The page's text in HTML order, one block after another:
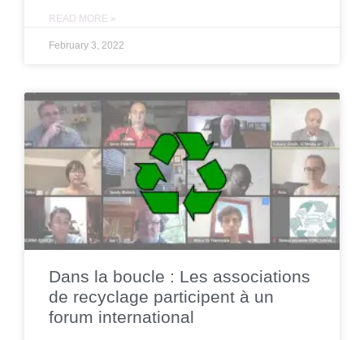
READ MORE »
February 3, 2022
Dans la boucle : Les associations
de recyclage participent à un
forum international